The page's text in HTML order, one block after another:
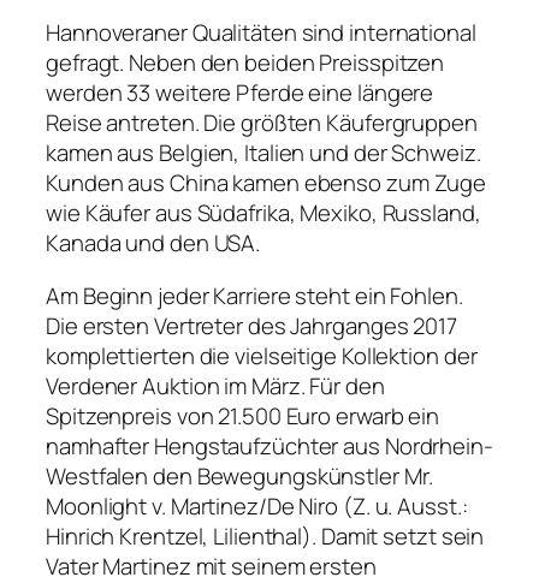
Hannoveraner Qualitäten sind international
gefragt. Neben den beiden Preisspitzen
werden 33 weitere Pferde eine längere
Reise antreten. Die größten Käufergruppen
kamen aus Belgien, Italien und der Schweiz.
Kunden aus China kamen ebenso zum Zuge
wie Käufer aus Südafrika, Mexiko, Russland,
Kanada und den USA.
Am Beginn jeder Karriere steht ein Fohlen.
Die ersten Vertreter des Jahrganges 2017
komplettierten die vielseitige Kollektion der
Verdener Auktion im März. Für den
Spitzenpreis von 21.500 Euro erwarb ein
namhafter Hengstaufzüchter aus Nordrhein-
Westfalen den Bewegungskünstler Mr.
Moonlight v. Martinez/De Niro (Z. u. Ausst.:
Hinrich Krentzel, Lilienthal). Damit setzt sein
Vater Martinez mit seinem ersten